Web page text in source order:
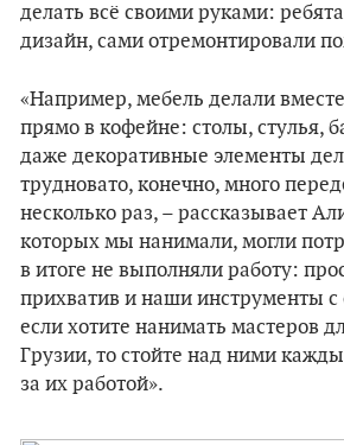
делать всё своими руками:
дизайн, сами отремонтировали
«Например, мебель делали
прямо в кофейне: столы, стулья,
даже декоративные элементы
трудновато, конечно, много
несколько раз, – рассказывает
которых мы нанимали, могли
в итоге не выполняли работу:
прихватив и наши инструменты с
если хотите нанимать мастеров
Грузии, то стойте над ними
за их работой».